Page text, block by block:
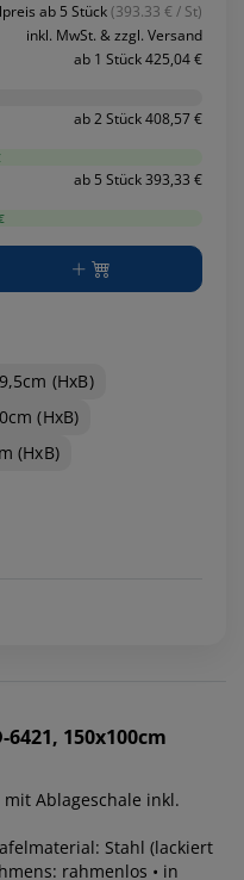
ab 5 Stück(393.33 € / St)
inkl. MwSt. & zzgl. Versand
ab 1 Stück 425,04 €
ab 2 Stück 408,57 €
ab 5 Stück 393,33 €
(HxB)
(HxB)
(HxB)
150x100cm
mit Ablageschale inkl.
Stahl (lackiert
rahmenlos • in